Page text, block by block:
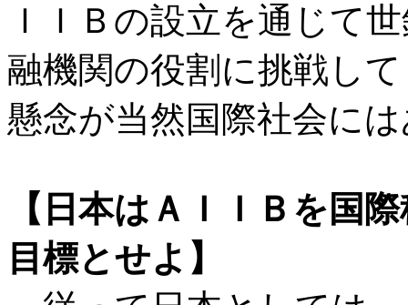
ＩＩＢの設立を通じて
融機関の役割に挑戦し
懸念が当然国際社会に
【日本はＡＩＩＢを国
目標とせよ】